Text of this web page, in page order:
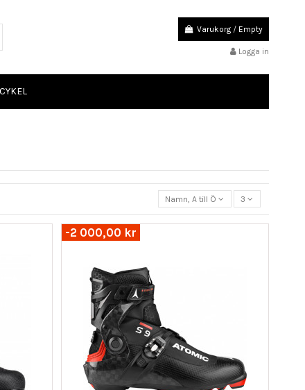
Varukorg / Empty
Logga in
Namn, A till Ö 3
-2 000,00 kr